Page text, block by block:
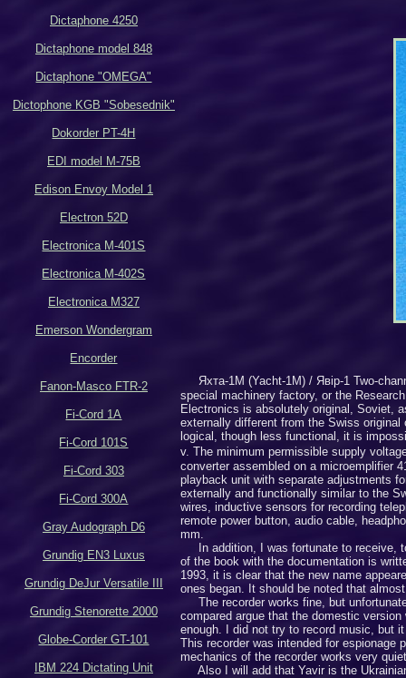
Dictaphone 4250
Dictaphone model 848
Dictaphone "OMEGA"
Dictophone KGB "Sobesednik"
Dokorder PT-4H
EDI model M-75B
Edison Envoy Model 1
Electron 52D
Electronica M-401S
Electronica M-402S
ElectronicaM327
Emerson Wondergram
Encorder
Fanon-Masco FTR-2
Fi-Cord 1A
Fi-Cord 101S
Fi-Cord 303
Fi-Cord 300A
Gray Audograph D6
Grundig EN3 Luxus
Grundig DeJur Versatile III
Grundig Stenorette 2000
Globe-Corder GT-101
IBM 224 Dictating Unit
Яхта-1М (Yacht-1M) / Явiр-1 Two-
special machinery factory, or the
Electronics is absolutely original, Soviet,
externally different from the Swiss
logical, though less functional, it is
v. The minimum permissible supply
converter assembled on a microemplifier
playback unit with separate adjustments
externally and functionally similar to the
wires, inductive sensors for recording
remote power button, audio cable,
mm.
In addition, I was fortunate to receive,
of the book with the documentation is
1993, it is clear that the new name
ones began. It should be noted that
The recorder works fine, but
compared argue that the domestic
enough. I did not try to record music, but
This recorder was intended for espionage
mechanics of the recorder works very
Also I will add that Yavir is the